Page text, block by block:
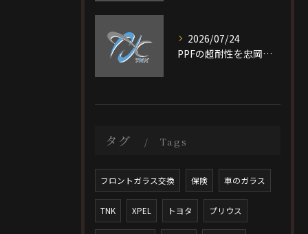
2026/07/24
PPFの超耐性を忠岡町で実現する大阪府泉北郡で後悔しない施工ガイド
タグ Tags
フロントガラス交換 保険 車のガラス
TNK XPEL トヨタ プリウス